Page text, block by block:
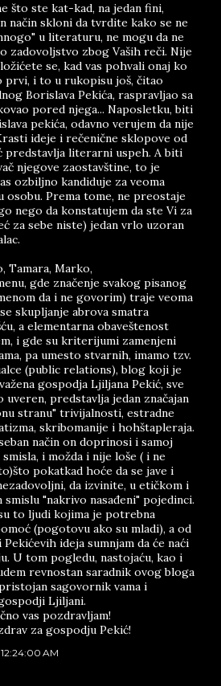
što ste kat-kad, na jedan fini,
način skloni da tvrdite kako se ne
u literaturu, ne mogu da ne
zadovoljstvo zbog Vaših reči. Nije
se, kad vas pohvali onaj ko
prvi, i to u rukopisu još, čitao
Borislava Pekića, raspravljao sa
pored njega... Naposletku, biti
pekića, odavno verujem da nije
ideje i rečenične sklopove od
predstavlja literarni uspeh. A biti
njegove zaostavštine, to je
ozbiljno kandiduje za veoma
osobu. Prema tome, ne preostaje
nego da konstatujem da ste Vi za
za sebe niste) jedan vrlo uzoran
Tamara, Marko,
gde značenje svakog pisanog
da i ne govorim) traje veoma
skupljanje abrova smatra
a elementarna obaveštenost
i gde su kriterijumi zamenjeni
pa umesto stvarnih, imamo tzv.
(public relations), blog koji je
gospodja Ljiljana Pekić, sve
uveren, predstavlja jedan značajan
stranu" trivijalnosti, estradne
skribomanije i hohštapleraja.
način on doprinosi i samoj
i možda i nije loše ( i ne
pokatkad hoće da se jave i
da izvinite, u etičkom i
smislu "nakrivo nasađeni" pojedinci.
to ljudi kojima je potrebna
(pogotovu ako su mladi), a od
ideja sumnjam da će naći
U tom pogledu, nastojaću, kao i
revnostan saradnik ovog bloga
sagovornik vama i
Ljiljani.
vas pozdravljam!
za gospodju Pekić!
AM